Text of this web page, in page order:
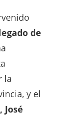
de
la
y el
, José